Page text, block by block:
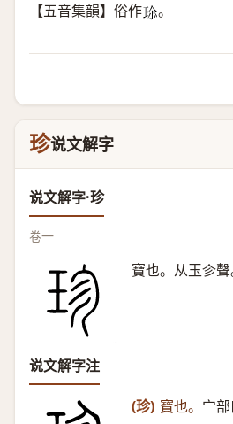
【五音集韻】俗作𤤽 。
珍说文解字
说文解字·珍
卷一
寶也。从玉㐱
说文解字注
(珍) 寶也。 宀